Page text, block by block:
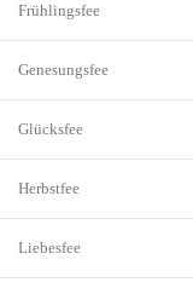
Frühlingsfee
Genesungsfee
Glücksfee
Herbstfee
Liebesfee